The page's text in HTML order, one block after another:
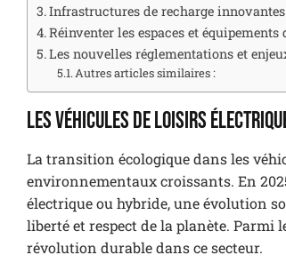
Infrastructures de recharge
Réinventer les espaces et
Les nouvelles réglementations et
Autres articles similaires :
Les véhicules de loisirs
La transition écologique dans les
environnementaux croissants. En
électrique ou hybride, une évolution
liberté et respect de la planète. Parmi
révolution durable dans ce secteur.